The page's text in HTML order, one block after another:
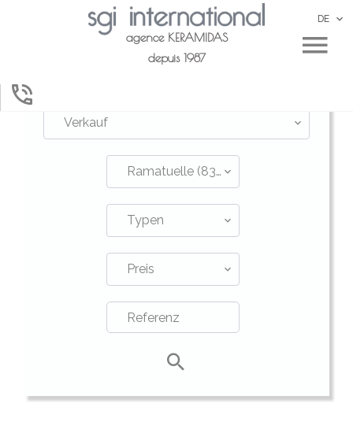
agence KERAMIDAS
depuis 1987
DE
Verkauf
Ramatuelle (83350)
Typen
Preis